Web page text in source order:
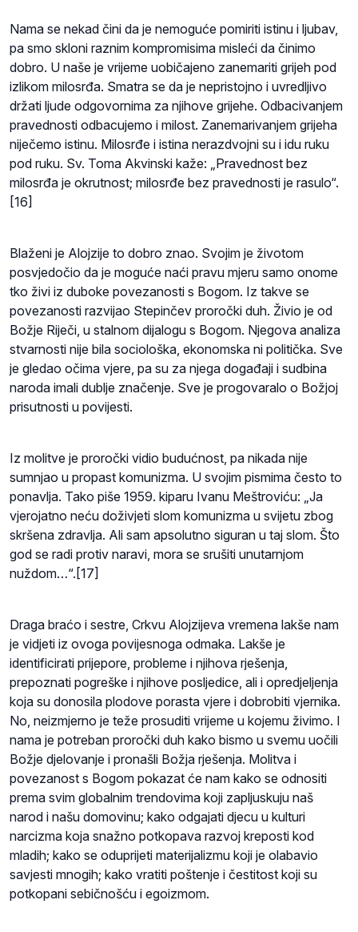
Nama se nekad čini da je nemoguće pomiriti istinu i ljubav,
pa smo skloni raznim kompromisima misleći da činimo
dobro. U naše je vrijeme uobičajeno zanemariti grijeh pod
izlikom milosrđa. Smatra se da je nepristojno i uvredljivo
držati ljude odgovornima za njihove grijehe. Odbacivanjem
pravednosti odbacujemo i milost. Zanemarivanjem grijeha
niječemo istinu. Milosrđe i istina nerazdvojni su i idu ruku
pod ruku. Sv. Toma Akvinski kaže: „Pravednost bez
milosrđa je okrutnost; milosrđe bez pravednosti je rasulo“.
[16]
Blaženi je Alojzije to dobro znao. Svojim je životom
posvjedočio da je moguće naći pravu mjeru samo onome
tko živi iz duboke povezanosti s Bogom. Iz takve se
povezanosti razvijao Stepinčev proročki duh. Živio je od
Božje Riječi, u stalnom dijalogu s Bogom. Njegova analiza
stvarnosti nije bila sociološka, ekonomska ni politička. Sve
je gledao očima vjere, pa su za njega događaji i sudbina
naroda imali dublje značenje. Sve je progovaralo o Božjoj
prisutnosti u povijesti.
Iz molitve je proročki vidio budućnost, pa nikada nije
sumnjao u propast komunizma. U svojim pismima često to
ponavlja. Tako piše 1959. kiparu Ivanu Meštroviću: „Ja
vjerojatno neću doživjeti slom komunizma u svijetu zbog
skršena zdravlja. Ali sam apsolutno siguran u taj slom. Što
god se radi protiv naravi, mora se srušiti unutarnjom
nuždom…“.[17]
Draga braćo i sestre, Crkvu Alojzijeva vremena lakše nam
je vidjeti iz ovoga povijesnoga odmaka. Lakše je
identificirati prijepore, probleme i njihova rješenja,
prepoznati pogreške i njihove posljedice, ali i opredjeljenja
koja su donosila plodove porasta vjere i dobrobiti vjernika.
No, neizmjerno je teže prosuditi vrijeme u kojemu živimo. I
nama je potreban proročki duh kako bismo u svemu uočili
Božje djelovanje i pronašli Božja rješenja. Molitva i
povezanost s Bogom pokazat će nam kako se odnositi
prema svim globalnim trendovima koji zapljuskuju naš
narod i našu domovinu; kako odgajati djecu u kulturi
narcizma koja snažno potkopava razvoj kreposti kod
mladih; kako se oduprijeti materijalizmu koji je olabavio
savjesti mnogih; kako vratiti poštenje i čestitost koji su
potkopani sebičnošću i egoizmom.